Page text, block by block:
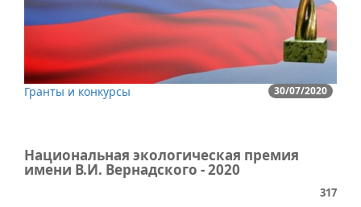
30/07/2020
Гранты и конкурсы
Национальная экологическая премия
имени В.И. Вернадского - 2020
317